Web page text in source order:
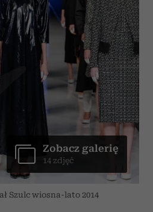
Szulc wiosna-lato 2014
Zobacz galerię
14 zdjęć